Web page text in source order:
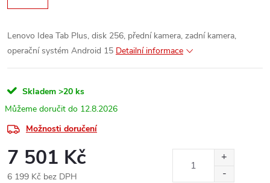
Lenovo Idea Tab Plus, disk 256, přední kamera, zadní kamera,
operační systém Android 15 Detailní informace
Skladem >20 ks
12.8.2026
Možnosti doručení
7 501 Kč
6 199 Kč bez DPH